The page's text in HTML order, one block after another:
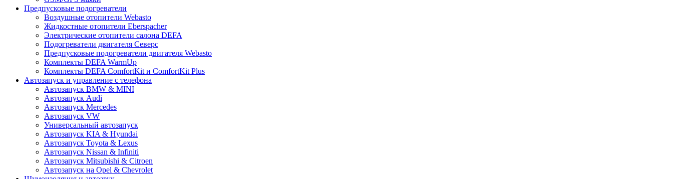
Предпусковые подогреватели
Воздушные отопители Webasto
Жидкостные отопители Eberspacher
Электрические отопители салона DEFA
Подогреватели двигателя Северс
Предпусковые подогреватели двигателя Webasto
Комплекты DEFA WarmUp
Комплекты DEFA ComfortKit и ComfortKit Plus
Автозапуск и управление с телефона
Автозапуск BMW & MINI
Автозапуск Audi
Автозапуск Mercedes
Автозапуск VW
Универсальный автозапуск
Автозапуск KIA & Hyundai
Автозапуск Toyota & Lexus
Автозапуск Nissan & Infiniti
Автозапуск Mitsubishi & Citroen
Автозапуск на Opel & Chevrolet